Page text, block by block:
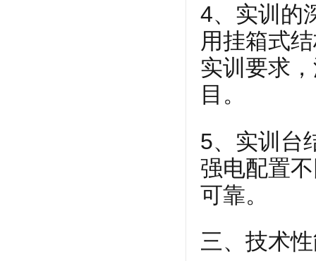
4、实训的
用挂箱式
实训要求
目。
5、实训台
强电配置
可靠。
三、技术